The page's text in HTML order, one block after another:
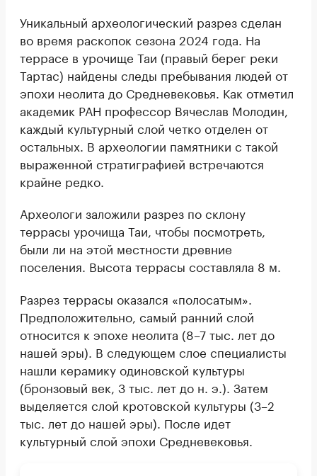
Уникальный археологический разрез сделан
во время раскопок сезона 2024 года. На
террасе в урочище Таи (правый берег реки
Тартас) найдены следы пребывания людей от
эпохи неолита до Средневековья. Как отметил
академик РАН профессор Вячеслав Молодин,
каждый культурный слой четко отделен от
остальных. В археологии памятники с такой
выраженной стратиграфией встречаются
крайне редко.
Археологи заложили разрез по склону
террасы урочища Таи, чтобы посмотреть,
были ли на этой местности древние
поселения. Высота террасы составляла 8 м.
Разрез террасы оказался «полосатым».
Предположительно, самый ранний слой
относится к эпохе неолита (8–7 тыс. лет до
нашей эры). В следующем слое специалисты
нашли керамику одиновской культуры
(бронзовый век, 3 тыс. лет до н. э.). Затем
выделяется слой кротовской культуры (3–2
тыс. лет до нашей эры). После идет
культурный слой эпохи Средневековья.